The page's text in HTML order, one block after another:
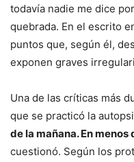
todavía nadie me dice
quebrada. En el escrito
puntos que, según él,
exponen graves
Una de las críticas más
que se practicó la
de la mañana. En menos
cuestionó. Según los